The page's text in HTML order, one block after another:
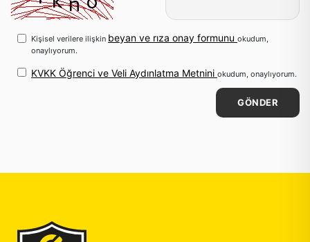
Kişisel verilere ilişkin beyan ve rıza onay formunu okudum,
onaylıyorum.
KVKK Öğrenci ve Veli Aydınlatma Metnini okudum, onaylıyorum.
GÖNDER